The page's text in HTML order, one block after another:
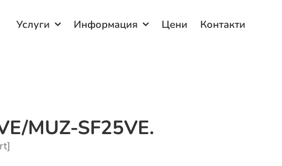
Услуги Информация Цени Контакти
MUZ-SF25VE.